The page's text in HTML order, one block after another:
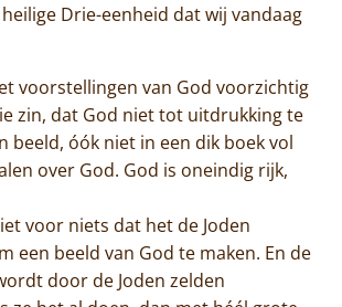
Drie-eenheid dat wij vandaag
voorstellingen van God voorzichtig
zin, dat God niet tot uitdrukking te
beeld, óók niet in een dik boek vol
over God. God is oneindig rijk,
voor niets dat het de Joden
een beeld van God te maken. En de
door de Joden zelden